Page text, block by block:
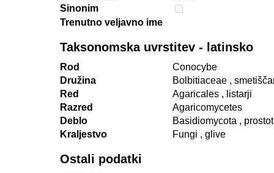
Sinonim
Trenutno veljavno ime
Taksonomska uvrstitev - latinsko
Rod
Conocybe
Družina
Bolbitiaceae ,
Red
Agaricales , listarji
Razred
Agaricomycetes
Deblo
Basidiomycota ,
Kraljestvo
Fungi , glive
Ostali podatki